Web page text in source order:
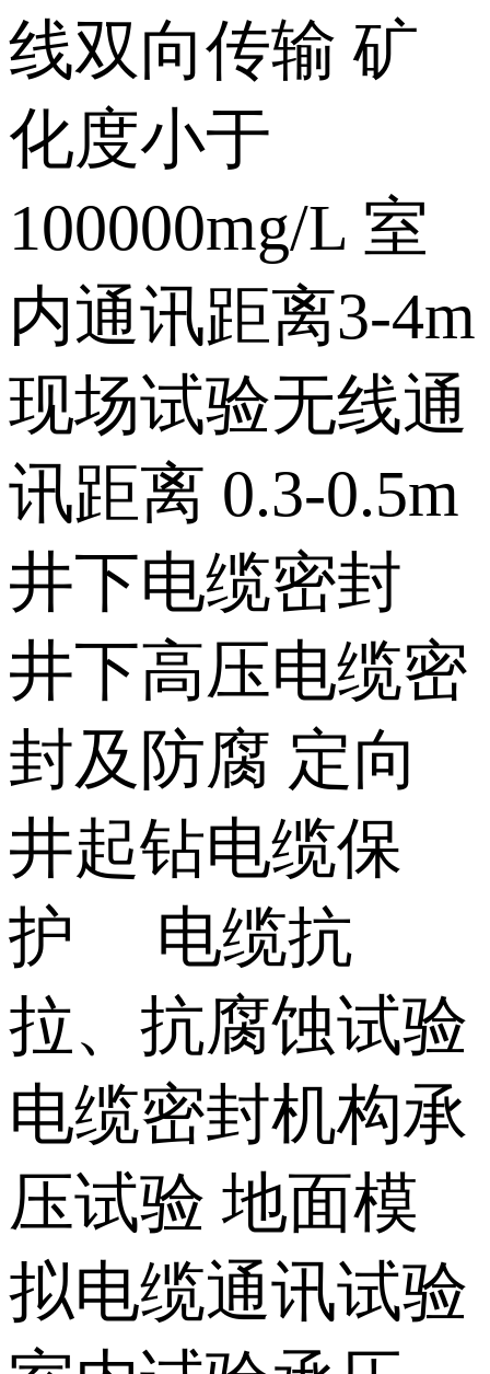
线双向传输 矿
化度小于
100000mg/L 室
内通讯距离3-4m
现场试验无线通
讯距离 0.3-0.5m
井下电缆密封
井下高压电缆密
封及防腐 定向
井起钻电缆保
护 电缆抗
拉、抗腐蚀试验
电缆密封机构承
压试验 地面模
拟电缆通讯试验